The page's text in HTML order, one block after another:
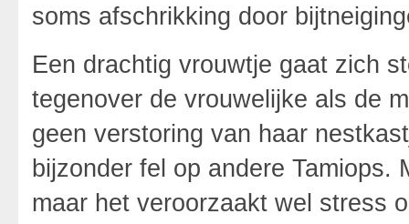
soms afschrikking door
Een drachtig vrouwtje gaat zich
tegenover de vrouwelijke als de
geen verstoring van haar
bijzonder fel op andere Tamiops.
maar het veroorzaakt wel stress